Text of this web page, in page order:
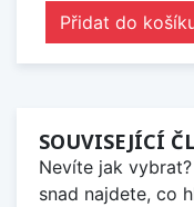
Přidat do
SOUVISEJÍCÍ
Nevíte jak
snad najdete, co